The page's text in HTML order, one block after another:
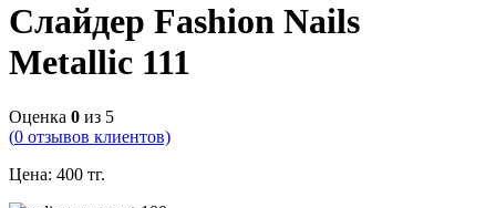
Слайдер Fashion Nails
Metallic 111
Оценка 0 из 5
(0 отзывов клиентов)
Цена: 400 тг.